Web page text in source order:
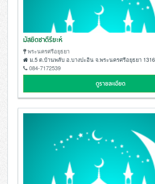
มัสยิดซาดีรียะห์
พระนครศรีอยุธยา
ม.5 ต.บ้านพลับ อ.บางปะอิน จ.พระนครศรีอยุธยา
084-7172539
ดูรายละเอียด